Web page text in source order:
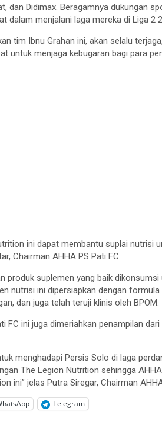
dan Didimax. Beragamnya dukungan
dalam menjalani laga mereka di Liga 2
tim Ibnu Grahan ini, akan selalu
untuk menjaga kebugaran bagi para
ini dapat membantu suplai nutrisi
Chairman AHHA PS Pati FC.
produk suplemen yang baik
nutrisi ini dipersiapkan dengan
dan juga telah teruji klinis oleh BPOM.
FC ini juga dimeriahkan penampilan
menghadapi Persis Solo di laga
The Legion Nutrition sehingga
ini” jelas Putra Siregar, Chairman
Telegram